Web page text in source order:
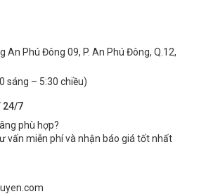
Phú Đông 09, P. An Phú Đông, Q.12,
sáng – 5:30 chiều)
24/7
phù hợp?
vấn miễn phí và nhận báo giá tốt nhất